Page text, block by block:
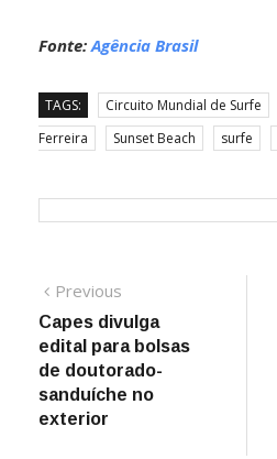
Fonte: Agência Brasil
TAGS: Circuito Mundial de Surfe
Ferreira
Sunset Beach surfe
Navegação
de
Post
Previous
post:
Capes divulga
edital para bolsas
de doutorado-
sanduíche no
exterior